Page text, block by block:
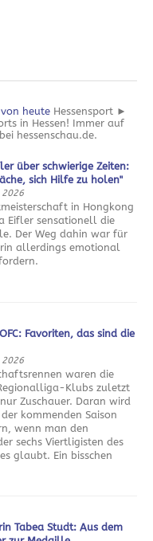
heute Hessensport ►
in Hessen! Immer auf
hessenschau.de.
über schwierige Zeiten:
sich Hilfe zu holen"
2026
in Hongkong
Eifler sensationell die
Der Weg dahin war für
allerdings emotional
Favoriten, das sind die
2026
waren die
Klubs zuletzt
Zuschauer. Daran wird
kommenden Saison
wenn man den
sechs Viertligisten des
glaubt. Ein bisschen
Tabea Studt: Aus dem